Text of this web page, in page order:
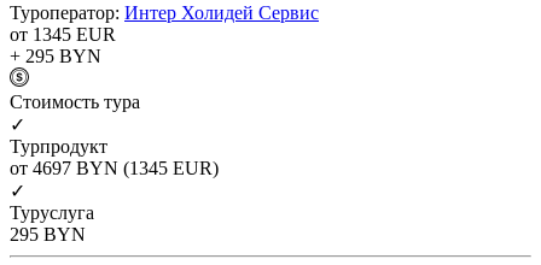
Туроператор: Интер Холидей Сервис
от 1345 EUR
+ 295 BYN
Cтоимость тура
✓
Турпродукт
от 4697 BYN (1345 EUR)
✓
Туруслуга
295 BYN